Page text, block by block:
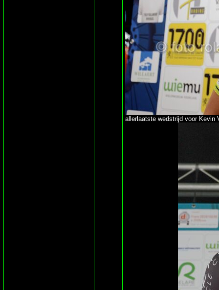
allerlaatste wedstrijd voor Kevin